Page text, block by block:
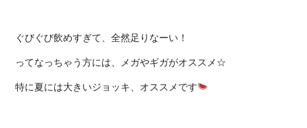
ぐびぐび飲めすぎて、全然足りなーい！
ってなっちゃう方には、メガやギガがオススメ☆
特に夏には大きいジョッキ、オススメです